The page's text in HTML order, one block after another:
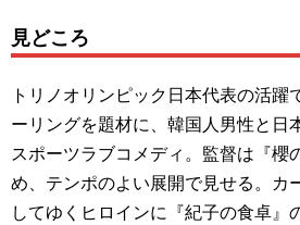
見どころ
トリノオリンピック日本代表の活躍
ーリングを題材に、韓国人男性と日
スポーツラブコメディ。監督は『櫻
め、テンポのよい展開で見せる。カ
してゆくヒロインに『紀子の食卓』